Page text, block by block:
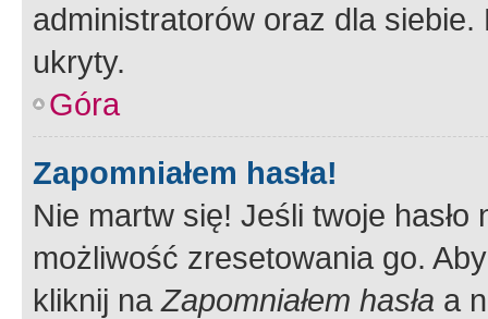
administratorów oraz dla
ukryty.
Góra
Zapomniałem hasła!
Nie martw się! Jeśli twoje
możliwość zresetowania go.
kliknij naZapomniałem hasła a